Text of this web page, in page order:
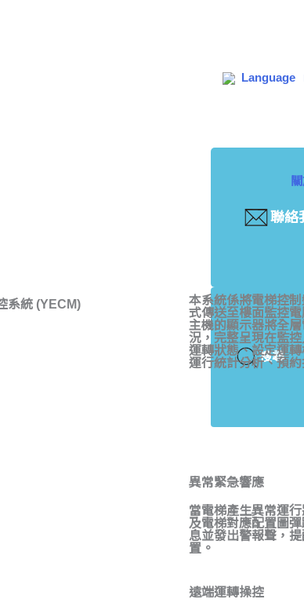
Language
聯絡
搜尋
本系統係將電梯控
式傳送至樓面監控
主機的顯示器將全
況，完整呈現在監
運轉狀態、設定運
運行統計分析、預
異常緊急響應
當電梯產生異常運
及電梯對應配置圖
息並發出警報聲，
置。
遠端運轉操控